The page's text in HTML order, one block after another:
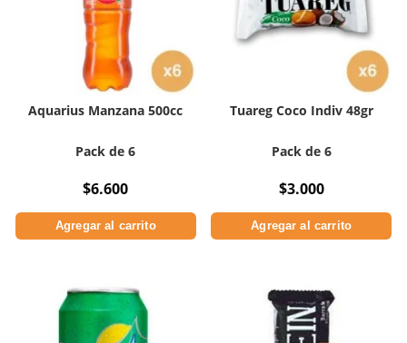
Aquarius Manzana 500cc
Pack de 6
$6.600
Agregar al carrito
Tuareg Coco Indiv 48gr
Pack de 6
$3.000
Agregar al carrito